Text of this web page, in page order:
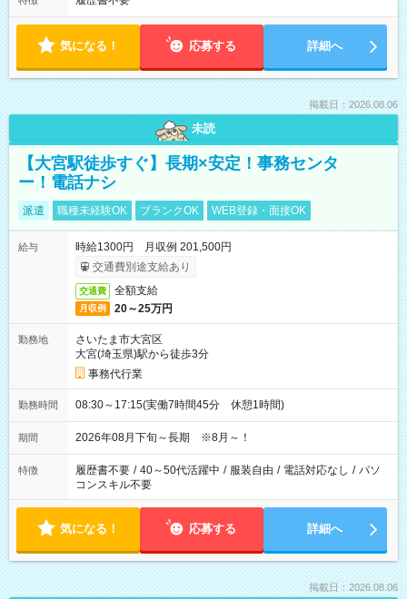
気になる！ 応募する 詳細へ
掲載日：2026.08.06
未読
【大宮駅徒歩すぐ】長期×安定！事務センタ
ー！電話ナシ
派遣 職種未経験OK ブランクOK WEB登録・面接OK
給与
時給1300円 月収例 201,500円
交通費別途支給あり
交通費 全額支給
月収例 20～25万円
勤務地
さいたま市大宮区
大宮(埼玉県)駅から徒歩3分
事務代行業
勤務時間 08:30～17:15(実働7時間45分 休憩1時間)
期間 2026年08月下旬～長期 ※8月～！
特徴 履歴書不要 / 40～50代活躍中 / 服装自由 / 電話対応なし / パソ
コンスキル不要
気になる！ 応募する 詳細へ
掲載日：2026.08.06